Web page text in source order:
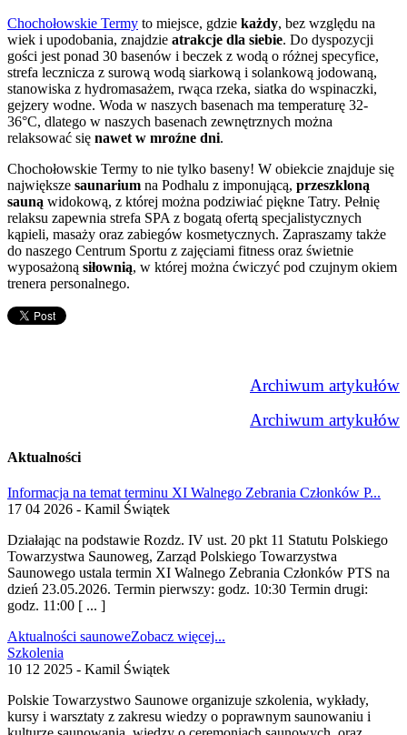
Chochołowskie Termy to miejsce, gdzie każdy, bez względu na
wiek i upodobania, znajdzie atrakcje dla siebie. Do dyspozycji
gości jest ponad 30 basenów i beczek z wodą o różnej specyfice,
strefa lecznicza z surową wodą siarkową i solankową jodowaną,
stanowiska z hydromasażem, rwąca rzeka, siatka do wspinaczki,
gejzery wodne. Woda w naszych basenach ma temperaturę 32-
36°C, dlatego w naszych basenach zewnętrznych można
relaksować się nawet w mroźne dni.
Chochołowskie Termy to nie tylko baseny! W obiekcie znajduje się
największe saunarium na Podhalu z imponującą, przeszkloną
sauną widokową, z której można podziwiać piękne Tatry. Pełnię
relaksu zapewnia strefa SPA z bogatą ofertą specjalistycznych
kąpieli, masaży oraz zabiegów kosmetycznych. Zapraszamy także
do naszego Centrum Sportu z zajęciami fitness oraz świetnie
wyposażoną siłownią, w której można ćwiczyć pod czujnym okiem
trenera personalnego.
Archiwum artykułów
Archiwum artykułów
Aktualności
Informacja na temat terminu XI Walnego Zebrania Członków P...
17 04 2026 - Kamil Świątek
Działając na podstawie Rozdz. IV ust. 20 pkt 11 Statutu Polskiego
Towarzystwa Saunoweg, Zarząd Polskiego Towarzystwa
Saunowego ustala termin XI Walnego Zebrania Członków PTS na
dzień 23.05.2026. Termin pierwszy: godz. 10:30 Termin drugi:
godz. 11:00 [ ... ]
Aktualności saunoweZobacz więcej...
Szkolenia
10 12 2025 - Kamil Świątek
Polskie Towarzystwo Saunowe organizuje szkolenia, wykłady,
kursy i warsztaty z zakresu wiedzy o poprawnym saunowaniu i